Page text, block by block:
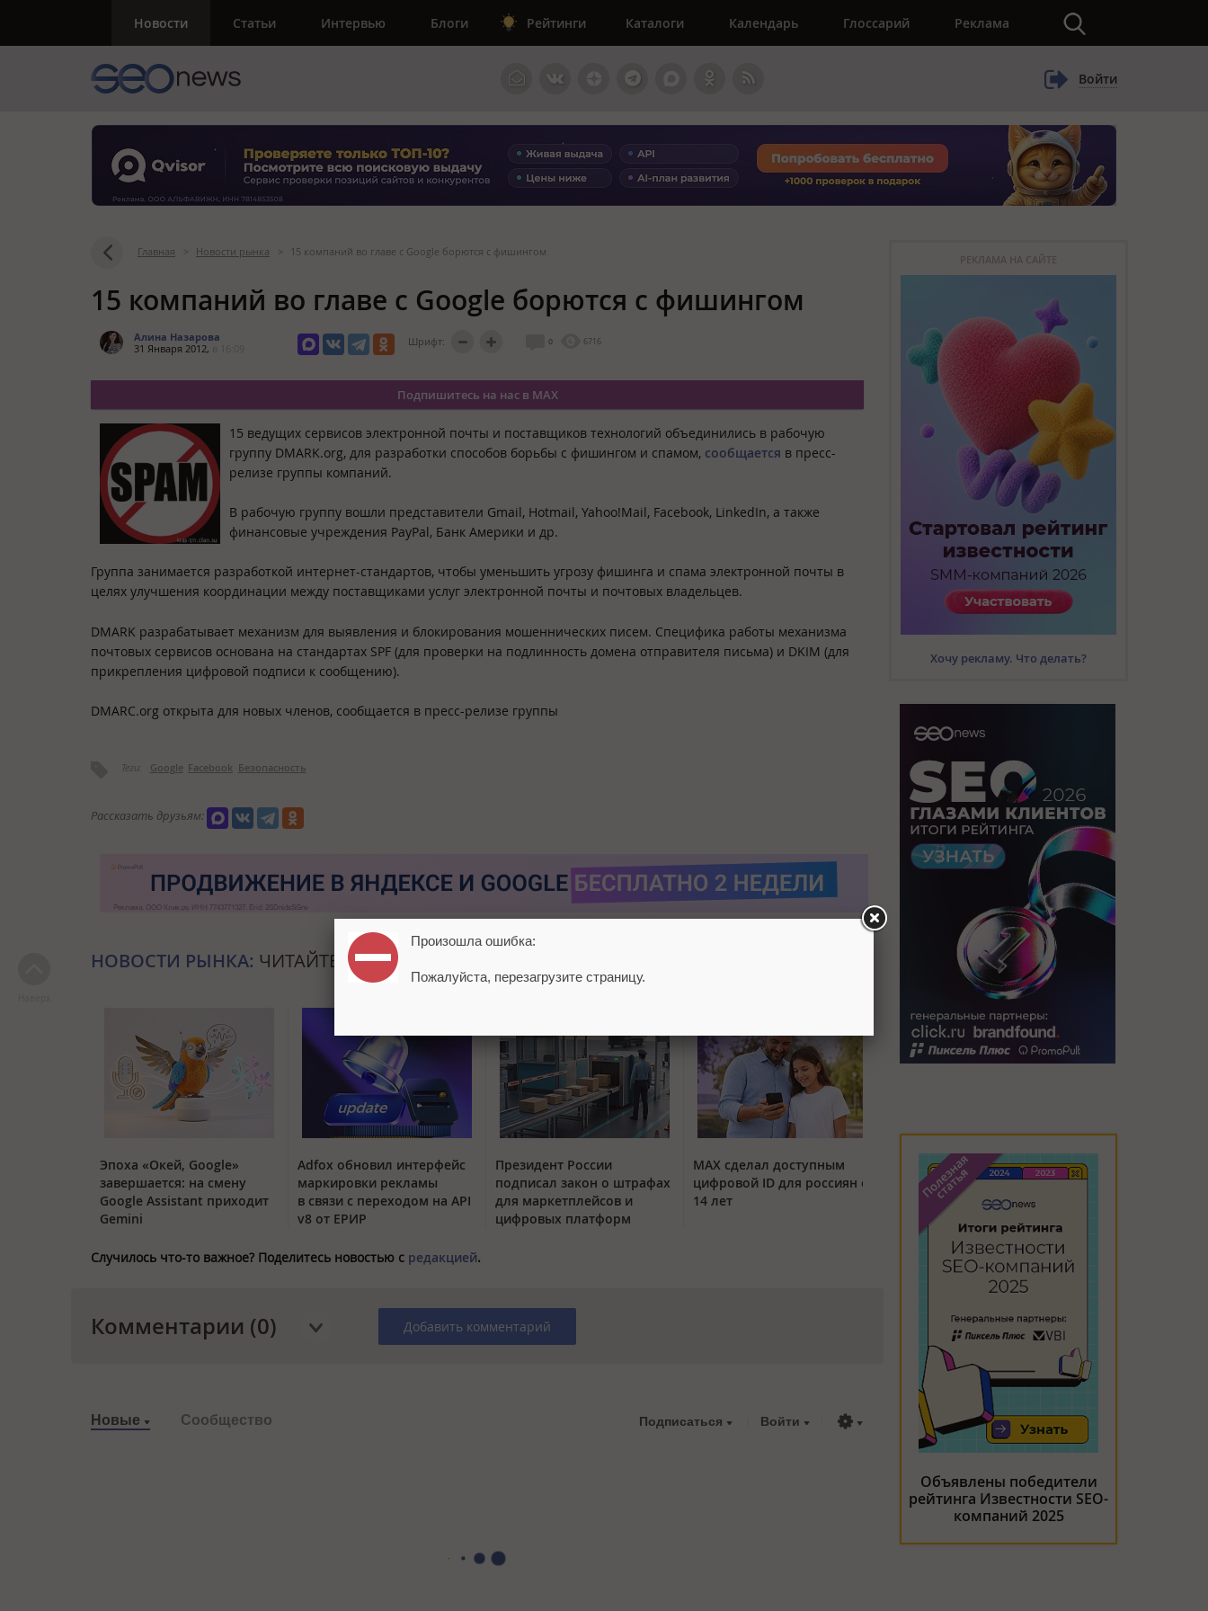
Новости Статьи Интервью Блоги Рейтинги Каталоги Календарь Глоссарий Реклама
Войти
Главная > Новости рынка > 15 компаний во главе с Google борются с фишингом
15 компаний во главе с Google борются с фишингом
Алина Назарова
31 Января 2012,
Шрифт: 0 6716
Подпишитесь на нас в MAX
15 ведущих сервисов электронной почты и поставщиков технологий объединились в рабочую
группу DMARK.org, для разработки способов борьбы с фишингом и спамом, сообщается в пресс-
релизе группы компаний.
В рабочую группу вошли представители Gmail, Hotmail, Yahoo!Mail, Facebook, LinkedIn, а также
финансовые учреждения PayPal, Банк Америки и др.
Группа занимается разработкой интернет-стандартов, чтобы уменьшить угрозу фишинга и спама электронной почты в
целях улучшения координации между поставщиками услуг электронной почты и почтовых владельцев.
DMARK разрабатывает механизм для выявления и блокирования мошеннических писем. Специфика работы механизма
почтовых сервисов основана на стандартах SPF (для проверки на подлинность домена отправителя письма) и DKIM (для
прикрепления цифровой подписи к сообщению).
DMARC.org открыта для новых членов, сообщается в пресс-релизе группы
Теги: Google Facebook Безопасность
Рассказать друзьям:
НОВОСТИ РЫНКА: ЧИТАЙТЕ ТАКЖЕ
Эпоха «Окей, Google»
завершается: на смену
Google Assistant приходит
Gemini
Adfox обновил интерфейс
маркировки рекламы
в связи с переходом на API
v8 от ЕРИР
Президент России
подписал закон о штрафах
для маркетплейсов и
цифровых платформ
MAX сделал доступным
цифровой ID для россиян с
14 лет
Случилось что-то важное? Поделитесь новостью с редакцией.
Комментарии (0) Добавить комментарий
Новые Сообщество Подписаться Войти
РЕКЛАМА НА САЙТЕ
Хочу рекламу. Что делать?
Объявлены победители
рейтинга Известности SEO-
компаний 2025
Произошла ошибка:
Пожалуйста, перезагрузите страницу.